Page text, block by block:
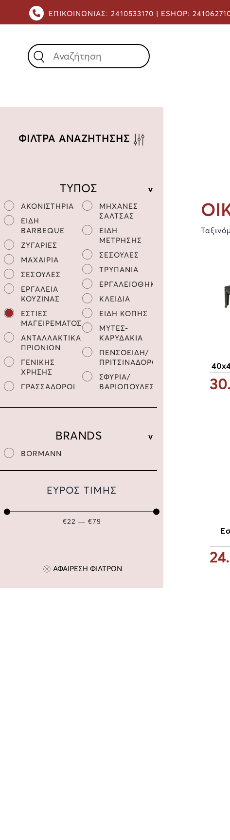
ΕΠΙΚΟΙΝΩΝΙΑΣ: 2410533170 | ESHOP:
ΦΙΛΤΡΑ ΑΝΑΖΗΤΗΣΗΣ
ΤΥΠΟΣ
ΑΚΟΝΙΣΤΗΡΙΑ
ΕΙΔΗ
BARBEQUE
ΖΥΓΑΡΙΕΣ
ΜΑΧΑΙΡΙΑ
ΣΕΣΟΥΛΕΣ
ΕΡΓΑΛΕΙΑ
ΚΟΥΖΙΝΑΣ
ΕΣΤΙΕΣ
ΜΑΓΕΙΡΕΜΑΤΟΣ
ΑΝΤΑΛΛΑΚΤΙΚΑ
ΠΡΙΟΝΙΩΝ
ΓΕΝΙΚΗΣ
ΧΡΗΣΗΣ
ΓΡΑΣΣΑΔΟΡΟΙ
ΜΗΧΑΝΕΣ
ΣΑΛΤΣΑΣ
ΕΙΔΗ
ΜΕΤΡΗΣΗΣ
ΣΕΣΟΥΛΕΣ
ΤΡΥΠΑΝΙΑ
ΕΡΓΑΛΕΙΟΘΗΚΕΣ
ΚΛΕΙΔΙΑ
ΕΙΔΗ ΚΟΠΗΣ
ΜΥΤΕΣ-
ΚΑΡΥΔΑΚΙΑ
ΠΕΝΣΟΕΙΔΗ/
ΠΡΙΤΣΙΝΑΔΟΡΟΙ
ΣΦΥΡΙΑ/
ΒΑΡΙΟΠΟΥΛΕΣ
BRANDS
BORMANN
ΕΥΡΟΣ ΤΙΜΗΣ
€22 — €79
ΑΦΑΙΡΕΣΗ ΦΙΛΤΡΩΝ